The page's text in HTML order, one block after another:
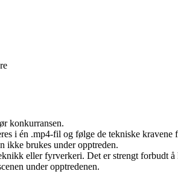
konkurransen.
i én .mp4-fil og følge de tekniske kravene
brukes under opptreden.
eller fyrverkeri. Det er strengt forbudt å
under opptredenen.